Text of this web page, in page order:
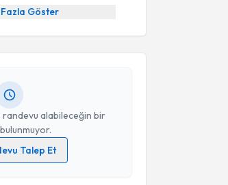
Göster
randevu alabileceğin bir
Talep Et
almanız için bir takvim
ilişkinAydınlatma Metni